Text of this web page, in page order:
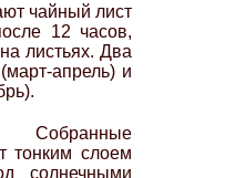
чайный лист
12 часов,
листьях. Два
апрель) и
Собранные
тонким слоем
солнечными